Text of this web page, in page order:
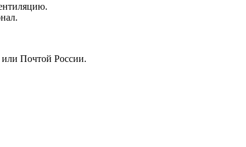
или Почтой России.